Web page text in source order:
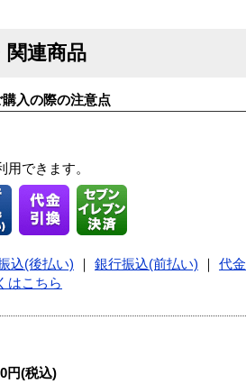
関連商品
入の際の注意点
できます。
込(後払い) 銀行振込(前払い) 代
はこちら
円(税込)